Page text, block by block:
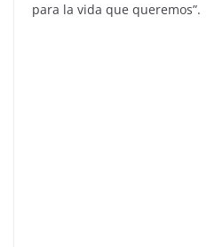
para la vida que queremos”.